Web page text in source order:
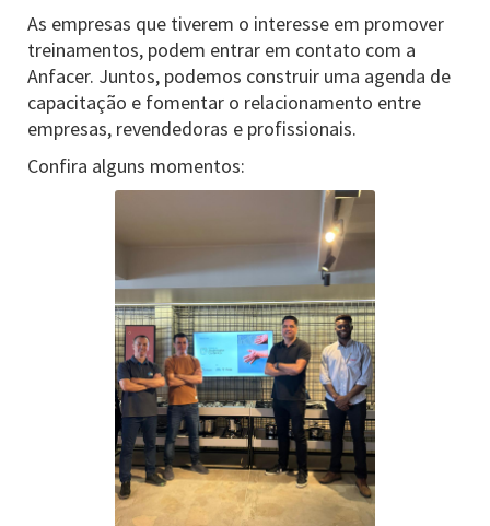
As empresas que tiverem o interesse em promover
treinamentos, podem entrar em contato com a
Anfacer. Juntos, podemos construir uma agenda de
capacitação e fomentar o relacionamento entre
empresas, revendedoras e profissionais.
Confira alguns momentos: